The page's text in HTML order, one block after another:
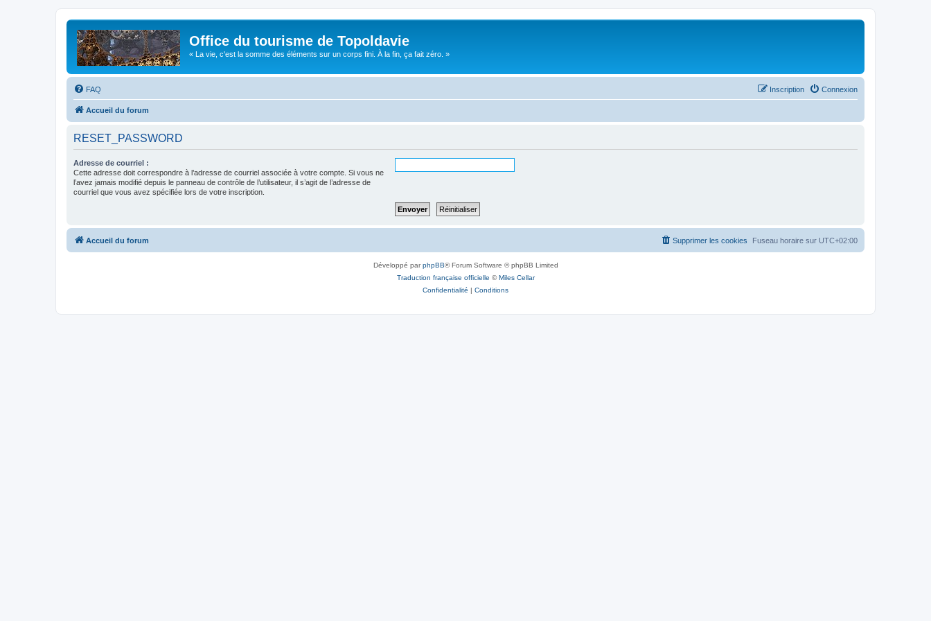
Office du tourisme de Topoldavie
« La vie, c'est la somme des éléments sur un corps fini. À la fin, ça fait zéro. »
FAQ Connexion
Inscription
Accueil du forum
RESET_PASSWORD
Adresse de courriel :
Cette adresse doit correspondre à l’adresse de courriel associée à votre compte. Si vous ne
l’avez jamais modifié depuis le panneau de contrôle de l’utilisateur, il s’agit de l’adresse de
courriel que vous avez spécifiée lors de votre inscription.
Accueil du forum Fuseau horaire sur UTC+02:00
Supprimer les cookies
Développé parphpBB® Forum Software © phpBB Limited
Traduction française officielle ©Miles Cellar
Confidentialité | Conditions